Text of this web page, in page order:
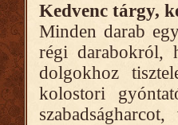
Kedvenc tárgy,
Minden darab
régi darabokról,
dolgokhoz
kolostori